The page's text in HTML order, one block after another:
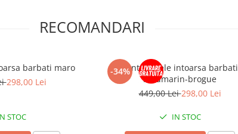
RECOMANDARI
barbati maro
298,00 Lei
STOC
-34%Pantofi piele intoarsa barbati
bleumarin-brogue
449,00 Lei298,00 Lei
IN STOC